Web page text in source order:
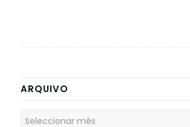
ARQUIVO